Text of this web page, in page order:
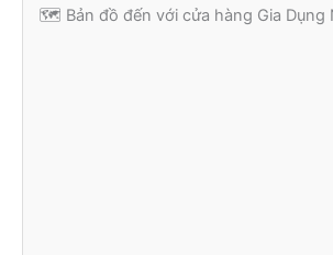
🗺️ Bản đồ đến với cửa hàng Gia Dụng